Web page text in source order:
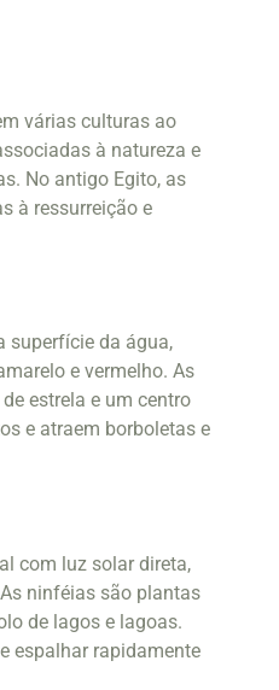
várias culturas ao
à natureza e
No antigo Egito, as
à ressurreição e
superfície da água,
e vermelho. As
estrela e um centro
e atraem borboletas e
com luz solar direta,
ninféias são plantas
de lagos e lagoas.
espalhar rapidamente